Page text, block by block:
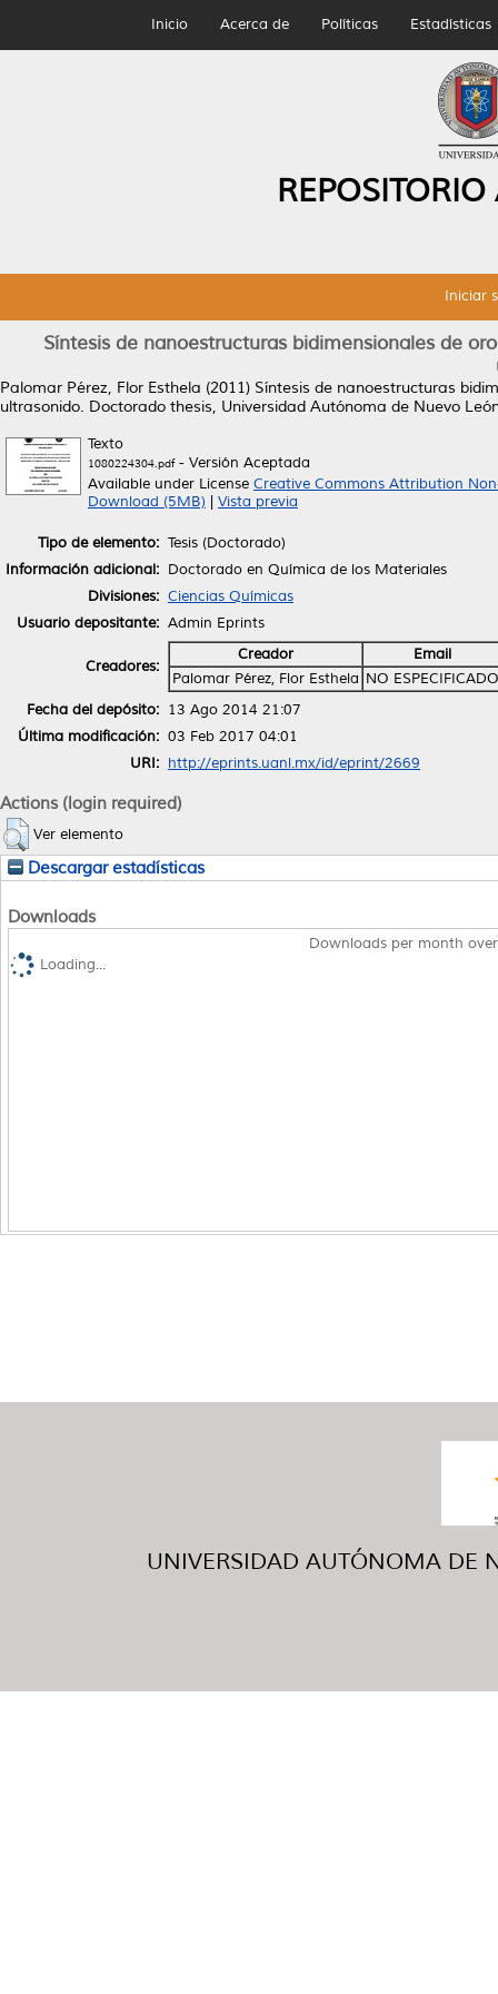
Inicio Acerca de Políticas Estadísticas
Iniciar
Síntesis de nanoestructuras bidimensionales de
Palomar Pérez, Flor Esthela (2011) Síntesis de nanoestructuras
ultrasonido. Doctorado thesis, Universidad Autónoma de Nuevo
Texto
1080224304.pdf- Versión Aceptada
Available under License Creative Commons Attribution
Download (5MB)
Vista previa
Tipo de elemento: Tesis (Doctorado)
Información adicional: Doctorado en Química de los Materiales
Divisiones: Ciencias Químicas
Usuario depositante: Admin Eprints
Creadores:
Creador
Email
Palomar Pérez, Flor Esthela NO ESPECIFICADO
Fecha del depósito: 13 Ago 2014 21:07
Última modificación: 03 Feb 2017 04:01
URI: http://eprints.uanl.mx/id/eprint/2669
Actions (login required)
Ver elemento
Descargar estadísticas
Downloads
Downloads per month
Loading...
UNIVERSIDAD AUTÓNOMA DE